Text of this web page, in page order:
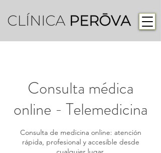
Consulta médica
online - Telemedicina
Consulta de medicina online: atención
rápida, profesional y accesible desde